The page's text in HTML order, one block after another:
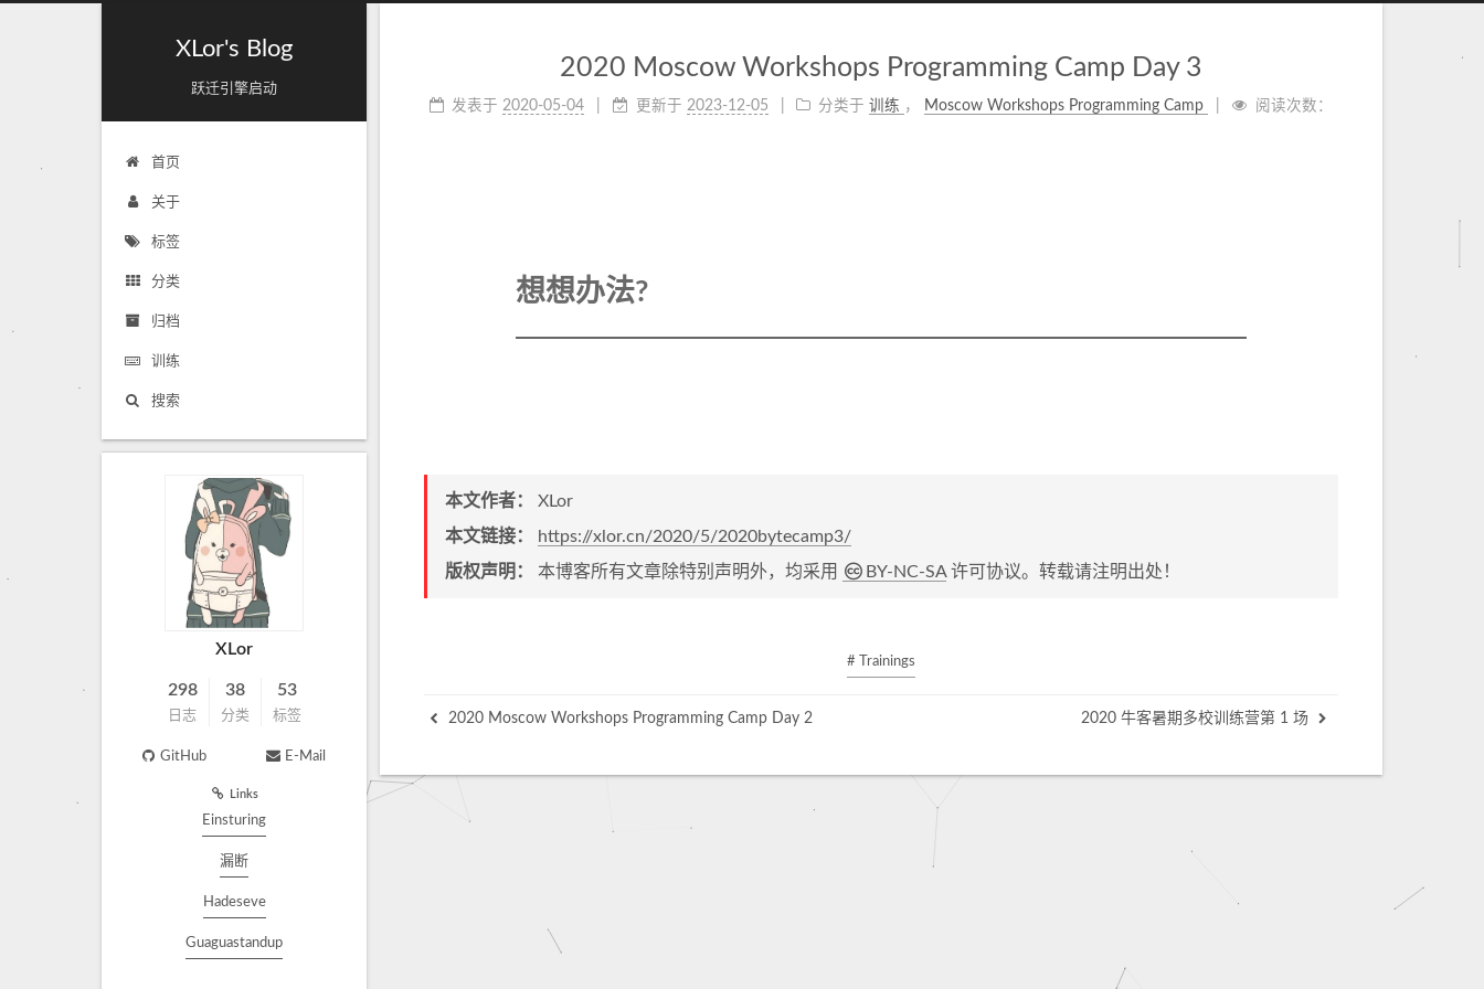
XLor's Blog
跃迁引擎启动
首页
关于
标签
分类
归档
训练
搜索
2020 Moscow Workshops Programming Camp Day 3
发表于 2020-05-04 更新于 2023-12-05 分类于 训练 ， Moscow Workshops Programming Camp 阅读次数：
想想办法?
本文作者： XLor
本文链接：
https://xlor.cn/2020/5/2020bytecamp3/
版权声明： 本博客所有文章除特别声明外，均采用 BY-NC-SA许可协议。转载请注明出处！
# Trainings
2020 Moscow Workshops Programming Camp Day 2 2020 牛客暑期多校训练营第 1 场
XLor
298
日志
38
分类
53
标签
GitHub E-Mail
Links
Einsturing
漏断
Hadeseve
Guaguastandup